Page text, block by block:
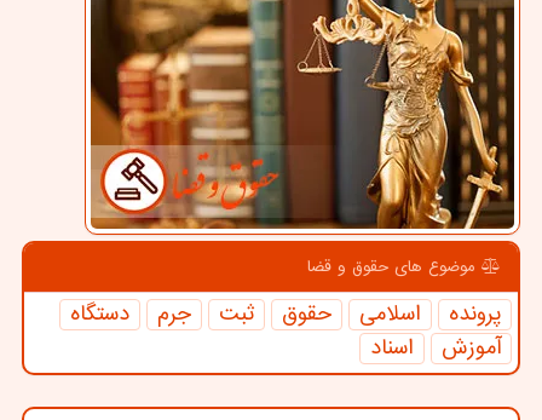
موضوع های حقوق و قضا
پرونده اسلامی حقوق ثبت جرم
دستگاه
آموزش
اسناد